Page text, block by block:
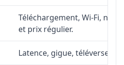
Téléchargement, Wi-Fi,
et prix régulier.
Latence, gigue,